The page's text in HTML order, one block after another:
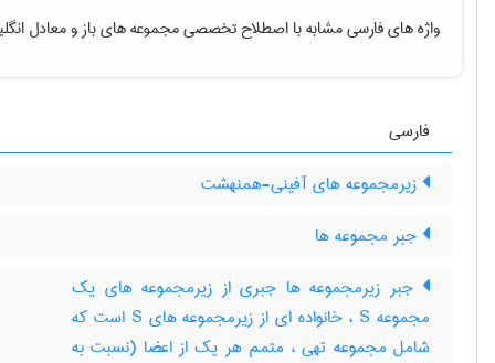
واژه های فارسی مشابه با اصطلاح تخصصیمجموعه های بازو معادل
فارسی
زیرمجموعه های آفینی-همنهشت
جبر مجموعه ها
جبر زیرمجموعه ها جبری از زیرمجموعه های یک
مجموعه S ، خانواده ای از زیرمجموعه های S است که
شامل مجموعه تهی ، متمم هر یک از اعضا (نسبت به